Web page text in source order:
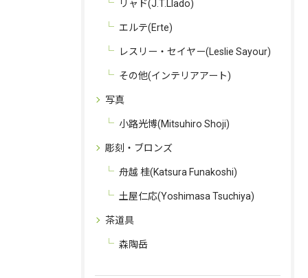
リャド(J.T.Llado)
エルテ(Erte)
レスリー・セイヤー(Leslie Sayour)
その他(インテリアアート)
写真
小路光博(Mitsuhiro Shoji)
彫刻・ブロンズ
舟越 桂(Katsura Funakoshi)
土屋仁応(Yoshimasa Tsuchiya)
茶道具
森陶岳